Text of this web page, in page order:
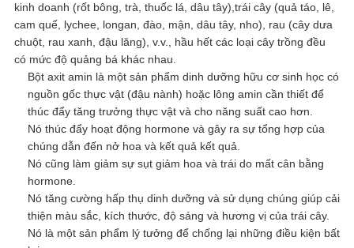
kinh doanh (rốt bông, trà, thuốc lá, dâu tây),trái cây (quả táo, lê,
cam quế, lychee, longan, đào, mận, dâu tây, nho), rau (cây dưa
chuột, rau xanh, đậu lăng), v.v., hầu hết các loại cây trồng đều
có mức độ quảng bá khác nhau.
Bột axit amin là một sản phẩm dinh dưỡng hữu cơ sinh học có
nguồn gốc thực vật (đậu nành) hoặc lông amin cần thiết để
thúc đẩy tăng trưởng thực vật và cho năng suất cao hơn.
Nó thúc đẩy hoạt động hormone và gây ra sự tổng hợp của
chúng dẫn đến nở hoa và kết quả kết quả.
Nó cũng làm giảm sự sụt giảm hoa và trái do mất cân bằng
hormone.
Nó tăng cường hấp thụ dinh dưỡng và sử dụng chúng giúp cải
thiện màu sắc, kích thước, độ sáng và hương vị của trái cây.
Nó là một sản phẩm lý tưởng để chống lại những điều kiện bất